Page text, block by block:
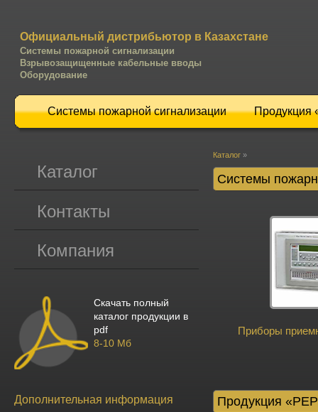
Официальный дистрибьютор в Казахстане
Системы пожарной сигнализации
Взрывозащищенные кабельные вводы
Оборудование
Системы пожарной сигнализации Продукция
Каталог»
Системы
Приборы
Продукция
Каталог
Контакты
Компания
Скачать полный
каталог продукции в
pdf
8-10 Мб
Дополнительная информация